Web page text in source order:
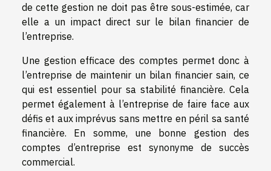
de cette gestion ne doit pas être sous-estimée, car
elle a un impact direct sur le bilan financier de
l’entreprise.
Une gestion efficace des comptes permet donc à
l’entreprise de maintenir un bilan financier sain, ce
qui est essentiel pour sa stabilité financière. Cela
permet également à l’entreprise de faire face aux
défis et aux imprévus sans mettre en péril sa santé
financière. En somme, une bonne gestion des
comptes d’entreprise est synonyme de succès
commercial.